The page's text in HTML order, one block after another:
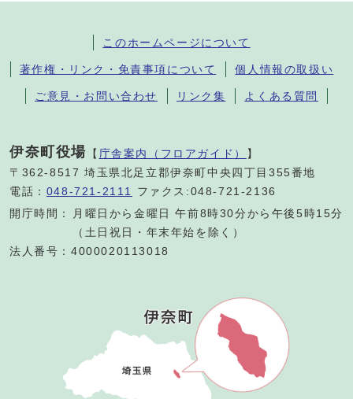
このホームページについて
著作権・リンク・免責事項について 個人情報の取扱い
ご意見・お問い合わせ リンク集 よくある質問
伊奈町役場 【 庁舎案内（フロアガイド） 】
〒362-8517 埼玉県北足立郡伊奈町中央四丁目355番地
電話： 048-721-2111
ファクス:048-721-2136
開庁時間：
月曜日から金曜日 午前8時30分から午後5時15分
（土日祝日・年末年始を除く）
法人番号：4000020113018